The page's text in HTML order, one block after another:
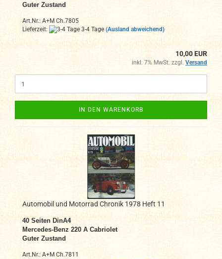
Guter Zustand
Art.Nr.: A+M Ch.7805
Lieferzeit:
3-4 Tage (Ausland abweichend)
10,00 EUR
inkl. 7% MwSt. zzgl. Versand
IN DEN WARENKORB
Automobil und Motorrad Chronik 1978 Heft 11
40 Seiten DinA4
Mercedes-Benz 220 A Cabriolet
Guter Zustand
Art.Nr.: A+M Ch.7811